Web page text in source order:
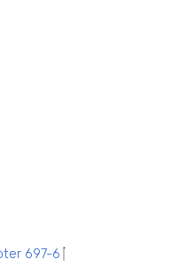
697-6